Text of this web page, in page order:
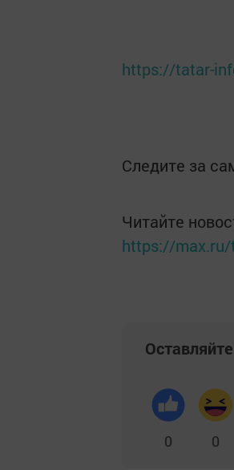
https://tatar-
Следите за
Читайте
https://
0 0